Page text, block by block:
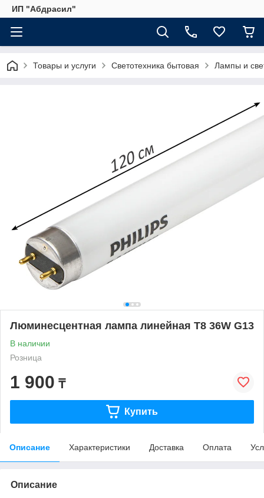
ИП "Абдрасил"
Товары и услуги Светотехника бытовая Лампы и
Люминесцентная лампа линейная T8 36W G13
В наличии
Розница
1 900 ₸
Купить
Описание Характеристики Доставка Оплата
Описание